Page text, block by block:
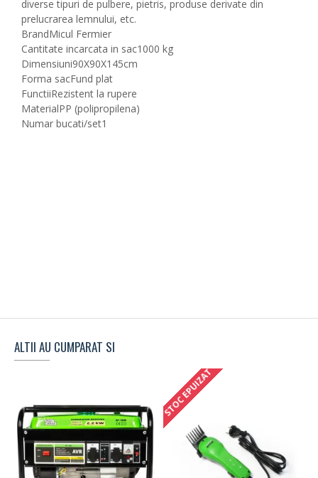
diverse tipuri de pulbere, pietris, produse derivate din
prelucrarea lemnului, etc.
BrandMicul Fermier
Cantitate incarcata in sac1000 kg
Dimensiuni90X90X145cm
Forma sacFund plat
FunctiiRezistent la rupere
MaterialPP (polipropilena)
Numar bucati/set1
ALTII AU CUMPARAT SI
STOC EPUIZAT